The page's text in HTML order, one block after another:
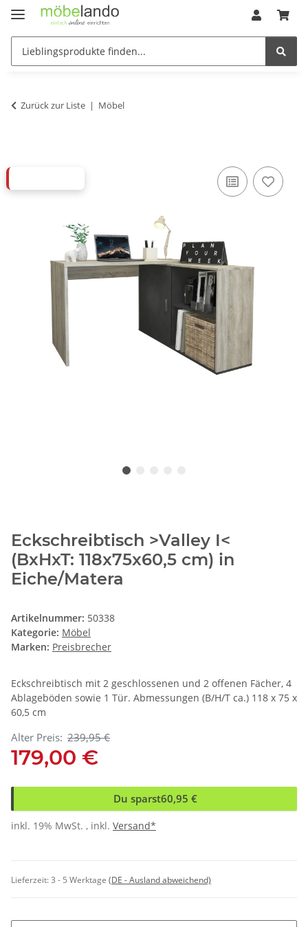
Zurück zur Liste Möbel
Eckschreibtisch >Valley I<
(BxHxT: 118x75x60,5 cm) in
Eiche/Matera
Artikelnummer: 50338
Kategorie: Möbel
Marken: Preisbrecher
Eckschreibtisch mit 2 geschlossenen und 2 offenen Fächer, 4
Ablageböden sowie 1 Tür. Abmessungen (B/H/T ca.) 118 x 75 x
60,5 cm
Alter Preis: 239,95 €
179,00 €
Du sparst60,95 €
inkl. 19% MwSt. , inkl. Versand*
Lieferzeit:3 - 5 Werktage (DE - Ausland abweichend)